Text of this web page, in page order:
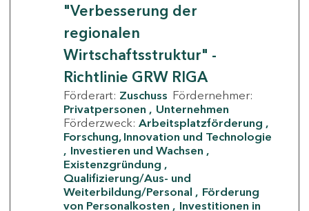
"Verbesserung der
regionalen
Wirtschaftsstruktur" -
Richtlinie GRW RIGA
Förderart: Zuschuss Fördernehmer:
Privatpersonen
Unternehmen
Förderzweck: Arbeitsplatzförderung
Forschung, Innovation und Technologie
Investieren und Wachsen
Existenzgründung
Qualifizierung/Aus- und
Weiterbildung/Personal
Förderung
von Personalkosten
Investitionen in